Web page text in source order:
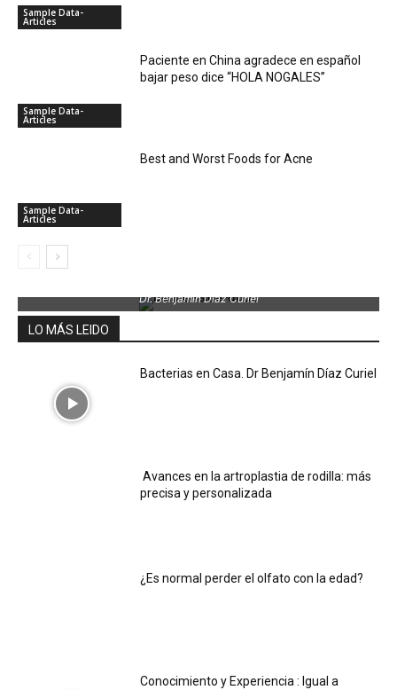
Sample Data-
Articles
Sample Data-
Articles
Paciente en China agradece en español
bajar peso dice “HOLA NOGALES”
Sample Data-
Articles
Best and Worst Foods for Acne
Dr. Benjamin Díaz Curiel
LO MÁS LEIDO
Bacterias en Casa. Dr Benjamín Díaz Curiel
Avances en la artroplastia de rodilla: más
precisa y personalizada
¿Es normal perder el olfato con la edad?
Conocimiento y Experiencia : Igual a